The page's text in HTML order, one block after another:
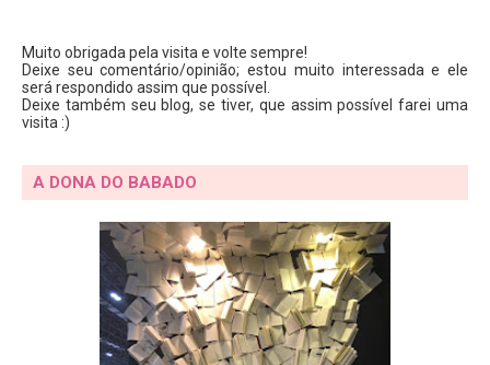
Muito obrigada pela visita e volte sempre!
Deixe seu comentário/opinião; estou muito interessada e ele
será respondido assim que possível.
Deixe também seu blog, se tiver, que assim possível farei uma
visita :)
A DONA DO BABADO